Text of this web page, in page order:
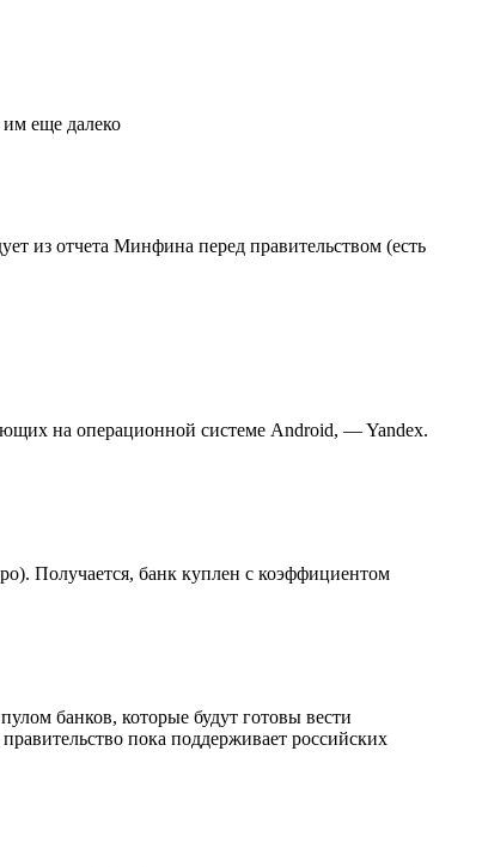
еще далеко
из отчета Минфина перед правительством (есть
на операционной системе Android, — Yandex.
Получается, банк куплен с коэффициентом
банков, которые будут готовы вести
пока поддерживает российских